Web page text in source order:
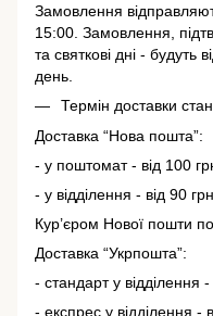
Замовлення
15:00. Замовлення,
та святкові дні - будуть
день.
Термін доставки
Доставка “Нова пошта”:
- у поштомат - від 100
- у відділення - від 90 грн
Кур’єром Нової пошти по
Доставка “Укрпошта”:
- стандарт у відділення -
- експрес у відділення -